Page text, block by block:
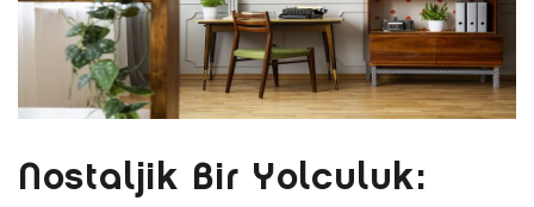
Nostaljik Bir Yolculuk: